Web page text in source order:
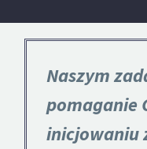
Naszym
pomaganie
inicjowaniu